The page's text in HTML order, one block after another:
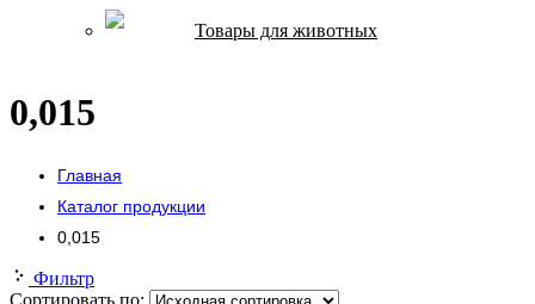
Товары для животных
0,015
Главная
Каталог продукции
0,015
Фильтр
Сортировать по: